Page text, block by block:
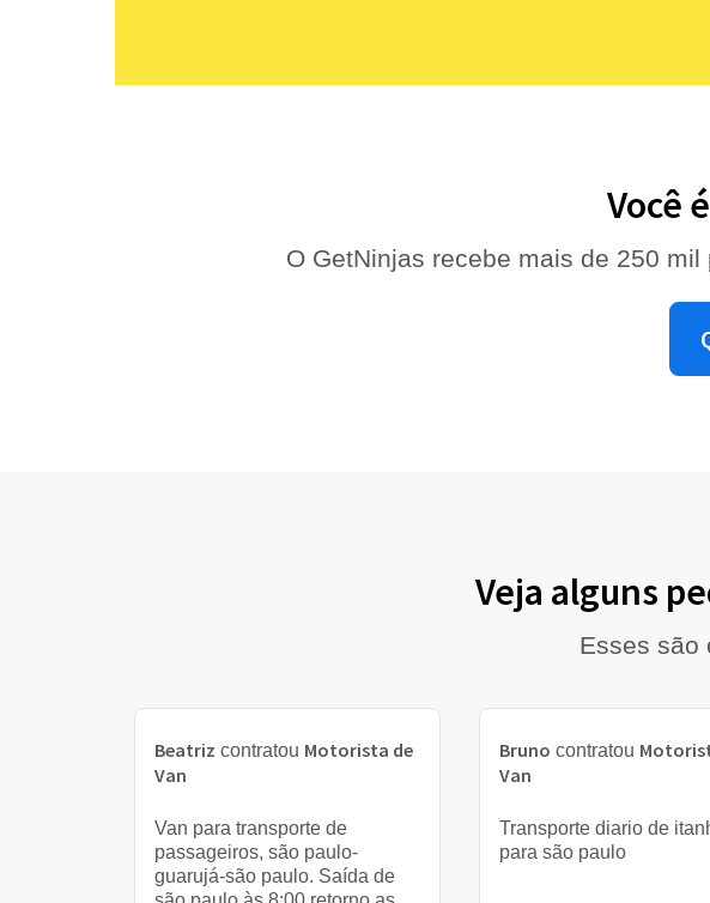
Você
O GetNinjas recebe mais de 250
Veja alguns
Esses são
Beatriz contratou Motorista de
Van
Van para transporte de
passageiros, são paulo-
guarujá-são paulo. Saída de
Bruno contratou
Van
Transporte diario de
para são paulo